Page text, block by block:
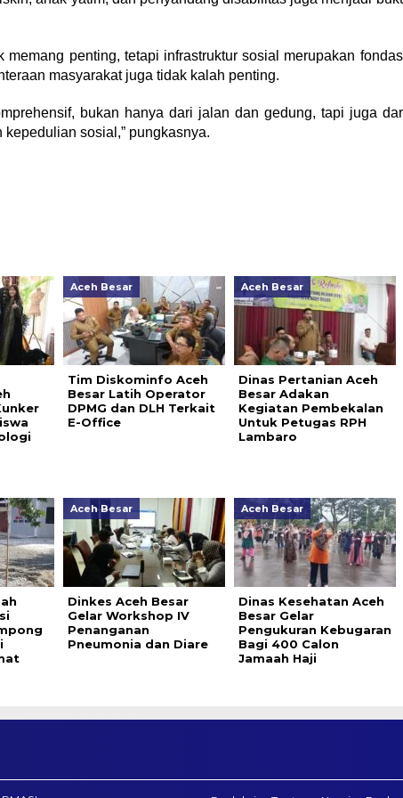
penting, tetapi infrastruktur sosial merupakan
masyarakat juga tidak kalah penting.
bukan hanya dari jalan dan gedung, tapi juga
sosial,” pungkasnya.
Aceh Besar
Tim Diskominfo Aceh
Besar Latih Operator
DPMG dan DLH Terkait
E-Office
Aceh Besar
Dinas Pertanian Aceh
Besar Adakan
Kegiatan Pembekalan
Untuk Petugas RPH
Lambaro
Aceh Besar
Dinkes Aceh Besar
Gelar Workshop IV
Penanganan
Pneumonia dan Diare
Aceh Besar
Dinas Kesehatan Aceh
Besar Gelar
Pengukuran Kebugaran
Bagi 400 Calon
Jamaah Haji